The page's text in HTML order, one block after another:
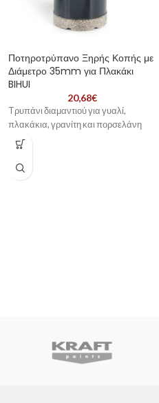
Ποτηροτρύπανο Ξηρής Κοπής με
Διάμετρο 35mm για Πλακάκι
BIHUI
20,68€
Tρυπάνι διαμαντιού για γυαλί,
πλακάκια, γρανίτη και πορσελάνη